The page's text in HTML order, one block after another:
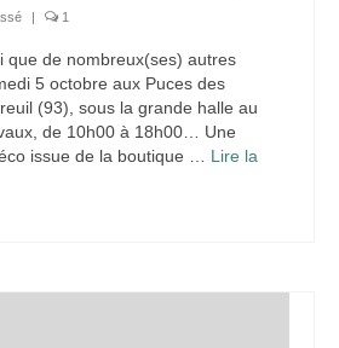
| 1
que de nombreux(ses) autres
5 octobre aux Puces des
(93), sous la grande halle au
de 10h00 à 18h00… Une
issue de la boutique … Lire la